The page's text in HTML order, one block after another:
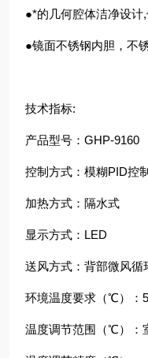
●*的几何腔体洁净设计
●镜面不锈钢内胆，不
技术指标:
产品型号：GHP-9160
控制方式：模糊PID控
加热方式：隔水式
显示方式：LED
送风方式：背部微风循
环境温度要求（℃）：
温度调节范围（℃）：